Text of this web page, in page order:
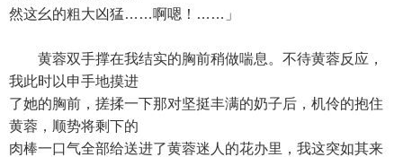
然这幺的粗大凶猛……啊嗯！……」
黄蓉双手撑在我结实的胸前稍做喘息。不待黄蓉反应，
我此时以申手地摸进
了她的胸前，搓揉一下那对坚挺丰满的奶子后，机伶的抱住
黄蓉，顺势将剩下的
肉棒一口气全部给送进了黄蓉迷人的花办里，我这突如其来